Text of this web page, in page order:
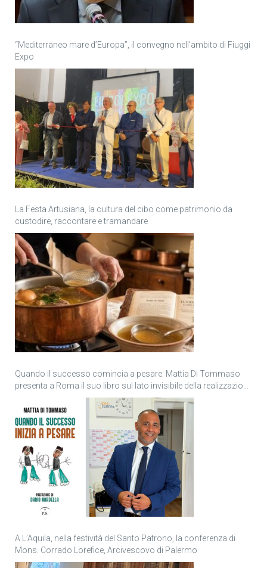
“Mediterraneo mare d’Europa”, il convegno nell’ambito di Fiuggi
Expo
La Festa Artusiana, la cultura del cibo come patrimonio da
custodire, raccontare e tramandare
Quando il successo comincia a pesare: Mattia Di Tommaso
presenta a Roma il suo libro sul lato invisibile della realizzazione
A L’Aquila, nella festività del Santo Patrono, la conferenza di
Mons. Corrado Lorefice, Arcivescovo di Palermo